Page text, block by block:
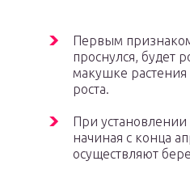
Первым
проснулся, будет
макушке растения
роста.
При
начиная с конца
осуществляют